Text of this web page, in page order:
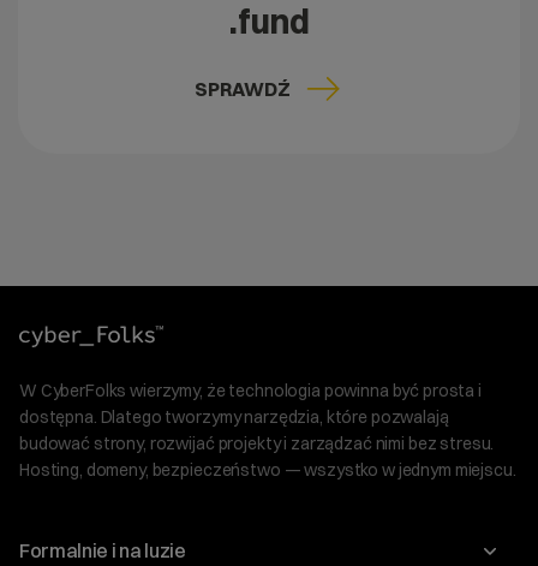
.fund
SPRAWDŹ
W CyberFolks wierzymy, że technologia powinna być prosta i
dostępna. Dlatego tworzymy narzędzia, które pozwalają
budować strony, rozwijać projekty i zarządzać nimi bez stresu.
Hosting, domeny, bezpieczeństwo — wszystko w jednym miejscu.
Formalnie i na luzie